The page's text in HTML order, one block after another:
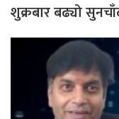
शुक्रबार बढ्यो